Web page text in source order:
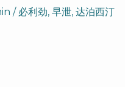
/ 必利劲, 早泄, 达泊西汀